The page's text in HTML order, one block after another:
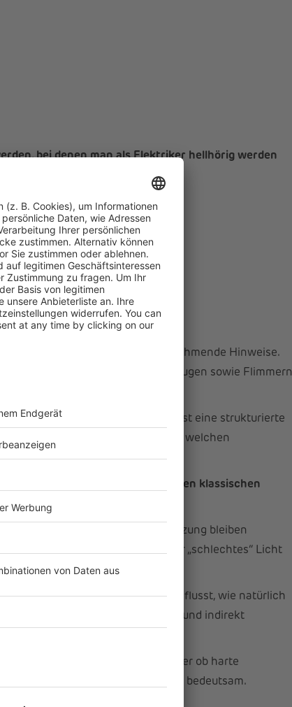
bei denen man als Elektriker hellhörig werden
aber sie sind ernstzunehmende Hinweise.
tränende oder brennende Augen sowie Flimmern
Helligkeit installieren. Besser ist eine strukturierte
An welchen Arbeitsplätzen? Bei welchen
Spezialwissen erforderlich ist.
Lichtverteilung im Vergleich zu den klassischen
und Blendungsbegrenzung bleiben
alles, was Nutzer als „gutes“ oder „schlechtes“ Licht
Das Spektrum beeinflusst, wie natürlich
das unsichtbare, kann visuell und indirekt
empfindliche Personen.
und arbeitsfreundlich wirkt oder ob harte
ist genau dieses Zusammenspiel bedeutsam.